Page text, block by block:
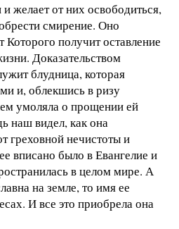
желает от них освободиться,
смирение. Оно
Которого получит оставление
Доказательством
блудница, которая
и, облекшись в ризу
умоляла о прощении ей
наш видел, как она
греховной нечистоты и
вписано было в Евангелие и
в целом мире. А
на земле, то имя ее
И все это приобрела она